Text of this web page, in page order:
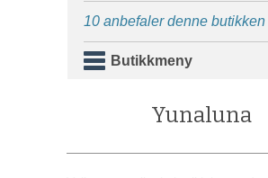
10 anbefaler denne butikken
Butikkmeny
Yunaluna